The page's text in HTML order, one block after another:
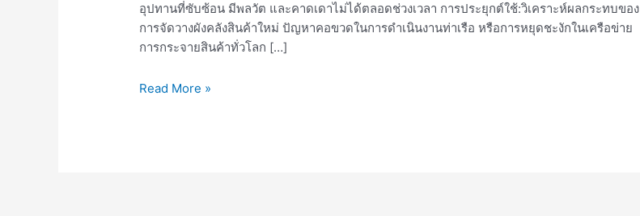
อุปทานที่ซับซ้อน มีพลวัต และคาดเดาไม่ได้ตลอดช่วงเวลา การประยุกต์ใช้:วิเคราะห์ผลกระทบของ
การจัดวางผังคลังสินค้าใหม่ ปัญหาคอขวดในการดำเนินงานท่าเรือ หรือการหยุดชะงักในเครือข่าย
การกระจายสินค้าทั่วโลก […]
Read More »